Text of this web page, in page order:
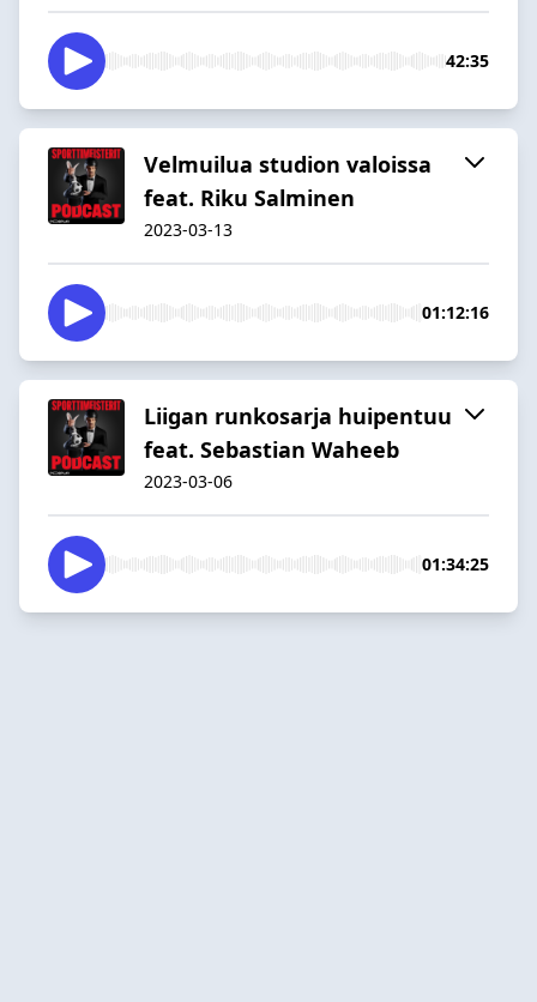
42:35
Velmuilua studion valoissa
feat. Riku Salminen
2023-03-13
01:12:16
Liigan runkosarja huipentuu
feat. Sebastian Waheeb
2023-03-06
01:34:25